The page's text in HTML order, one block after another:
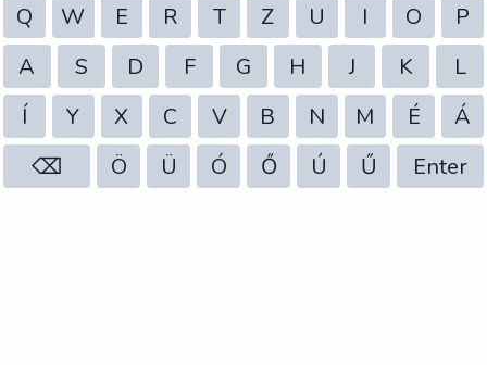
Q W E R T Z U I O
P
A
S D F G H J K
L
Í
Y X C V B N M É
Á
⌫
Ö Ü Ó Ő Ú Ű Enter